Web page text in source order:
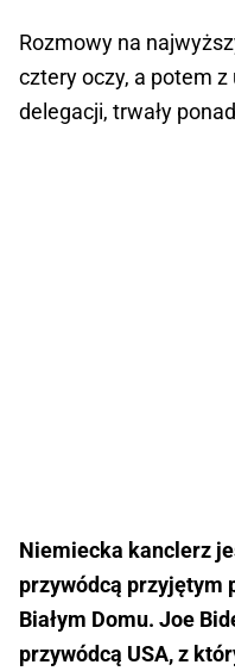
Rozmowy na
cztery oczy, a potem z
delegacji, trwały
Niemiecka kanclerz
przywódcą przyjętym
Białym Domu. Joe
przywódcą USA, z